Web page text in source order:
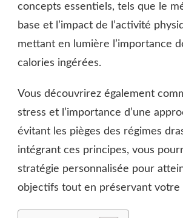
concepts essentiels, tels que le
base et l’impact de l’activité
mettant en lumière l’importance
calories ingérées.
Vous découvrirez également
stress et l’importance d’une
évitant les pièges des régimes
intégrant ces principes, vous
stratégie personnalisée pour
objectifs tout en préservant votre